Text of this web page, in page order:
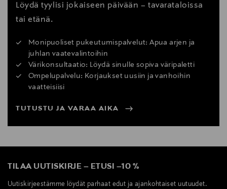
Löydä tyylisi jokaiseen päivään – tavarataloissa
tai etänä.
Monipuoliset pukeutumispalvelut: Apua arjen ja
juhlan vaatevalintoihin
Värikonsultaatio: Löydä sinulle sopiva väripaletti
Ompelupalvelu: Korjaukset uusiin ja vanhoihin
vaatteisiisi
TUTUSTU JA VARAA AIKA
TILAA UUTISKIRJE – ETUSI –10 %
Uutiskirjeestämme löydät parhaat edut ja ajankohtaiset uutuudet.